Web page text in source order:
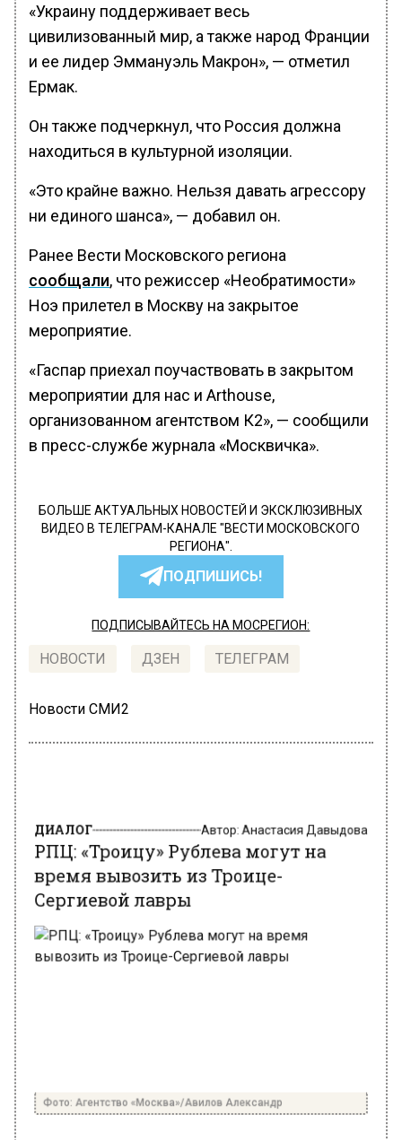
«Украину поддерживает весь
цивилизованный мир, а также народ Франции
и ее лидер Эммануэль Макрон», — отметил
Ермак.
Он также подчеркнул, что Россия должна
находиться в культурной изоляции.
«Это крайне важно. Нельзя давать агрессору
ни единого шанса», — добавил он.
Ранее Вести Московского региона
сообщали, что режиссер «Необратимости»
Ноэ прилетел в Москву на закрытое
мероприятие.
«Гаспар приехал поучаствовать в закрытом
мероприятии для нас и Arthouse,
организованном агентством К2», — сообщили
в пресс-службе журнала «Москвичка».
БОЛЬШЕ АКТУАЛЬНЫХ НОВОСТЕЙ И ЭКСКЛЮЗИВНЫХ
ВИДЕО В ТЕЛЕГРАМ-КАНАЛЕ "ВЕСТИ МОСКОВСКОГО
РЕГИОНА".
ПОДПИШИСЬ!
ПОДПИСЫВАЙТЕСЬ НА МОСРЕГИОН:
НОВОСТИ ДЗЕН ТЕЛЕГРАМ
Новости СМИ2
РПЦ: «Троицу» Рублева могут на
время вывозить из Троице-
Сергиевой лавры